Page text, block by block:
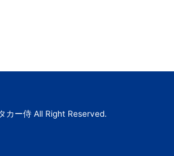
カー侍 All Right Reserved.